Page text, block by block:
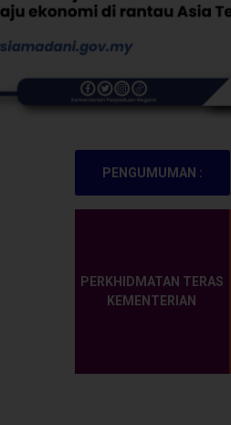
PENGUMUMAN :
PERKHIDMATAN TERAS
KEMENTERIAN